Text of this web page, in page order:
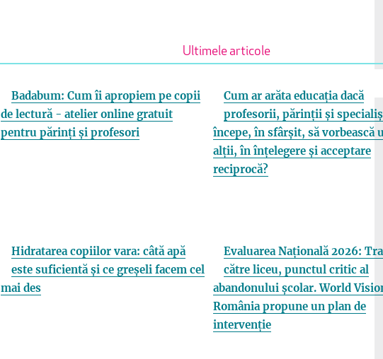
Ultimele articole
Badabum: Cum îi apropiem pe copii
de lectură - atelier online gratuit
pentru părinți și profesori
Cum ar arăta educația dacă
profesorii, părinții și
începe, în sfârșit, să vorbească
alții, în înțelegere și acceptare
reciprocă?
Hidratarea copiilor vara: câtă apă
este suficientă și ce greșeli facem cel
mai des
Evaluarea Națională 2026:
către liceu, punctul critic al
abandonului școlar. World
România propune un plan de
intervenție